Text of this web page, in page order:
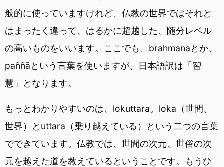
般的に使っていますけれど、仏教の世界ではそれと
はまったく違って、はるかに超越した、随分レベル
の高いものをいいます。ここでも、brahmanaとか、
paññāという言葉を使いますが、日本語訳は「智
慧」となります。
もっとわかりやすいのは、lokuttara。loka（世間、
世界）とuttara（乗り越えている）という二つの言葉
でできています。仏教では、世間の次元、世俗の次
元を越えた道を教えているということです。もうひ